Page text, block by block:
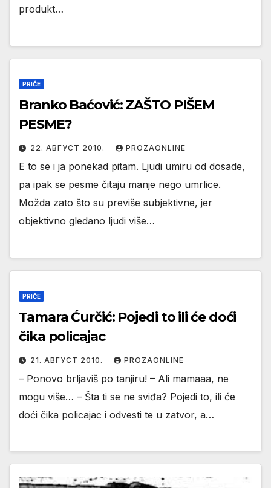
produkt…
PRIČE
Branko Baćović: ZAŠTO PIŠEM
PESME?
22. АВГУСТ 2010. PROZAONLINE
E to se i ja ponekad pitam. Ljudi umiru od dosade,
pa ipak se pesme čitaju manje nego umrlice.
Možda zato što su previše subjektivne, jer
objektivno gledano ljudi više…
PRIČE
Tamara Ćurčić: Pojedi to ili će doći
čika policajac
21. АВГУСТ 2010. PROZAONLINE
– Ponovo brljaviš po tanjiru! – Ali mamaaa, ne
mogu više… – Šta ti se ne sviđa? Pojedi to, ili će
doći čika policajac i odvesti te u zatvor, a…